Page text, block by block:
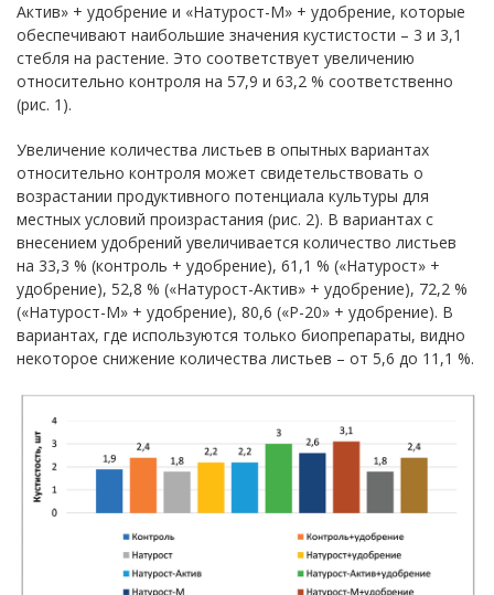
Актив» + удобрение и «Натурост-М» + удобрение, которые
обеспечивают наибольшие значения кустистости – 3 и 3,1
стебля на растение. Это соответствует увеличению
относительно контроля на 57,9 и 63,2 % соответственно
(рис. 1).
Увеличение количества листьев в опытных вариантах
относительно контроля может свидетельствовать о
возрастании продуктивного потенциала культуры для
местных условий произрастания (рис. 2). В вариантах с
внесением удобрений увеличивается количество листьев
на 33,3 % (контроль + удобрение), 61,1 % («Натурост» +
удобрение), 52,8 % («Натурост-Актив» + удобрение), 72,2 %
(«Натурост-М» + удобрение), 80,6 («Р-20» + удобрение). В
вариантах, где используются только биопрепараты, видно
некоторое снижение количества листьев – от 5,6 до 11,1 %.